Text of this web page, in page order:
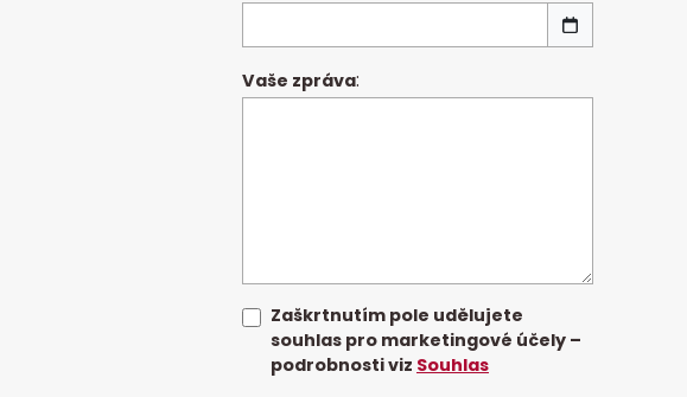
Vaše zpráva:
Zaškrtnutím pole udělujete
souhlas pro marketingové účely –
podrobnosti viz Souhlas